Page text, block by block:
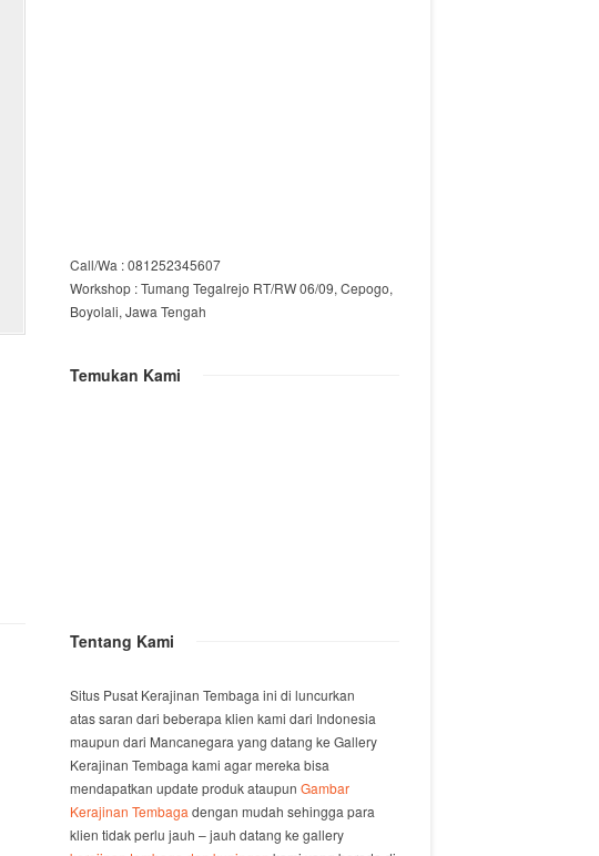
Call/Wa : 081252345607
Workshop : Tumang Tegalrejo RT/RW 06/09, Cepogo,
Boyolali, Jawa Tengah
Temukan Kami
Tentang Kami
Situs Pusat Kerajinan Tembaga ini di luncurkan
atas saran dari beberapa klien kami dari Indonesia
maupun dari Mancanegara yang datang ke Gallery
Kerajinan Tembaga kami agar mereka bisa
mendapatkan update produk ataupun Gambar
Kerajinan Tembaga dengan mudah sehingga para
klien tidak perlu jauh – jauh datang ke gallery